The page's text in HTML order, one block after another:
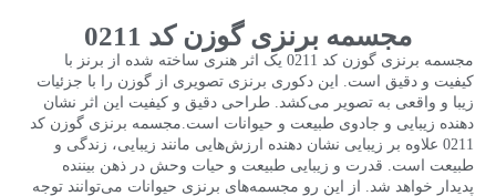
مجسمه برنزی گوزن کد 0211
مجسمه برنزی گوزن کد 0211 یک اثر هنری ساخته شده از برنز با
کیفیت و دقیق است. این دکوری برنزی تصویری از گوزن را با جزئیات
زیبا و واقعی به تصویر می‌کشد. طراحی دقیق و کیفیت این اثر نشان
دهنده زیبایی و جادوی طبیعت و حیوانات است.مجسمه برنزی گوزن کد
0211 علاوه بر زیبایی نشان دهنده ارزش‌هایی مانند زیبایی، زندگی و
طبیعت است. قدرت و زیبایی طبیعت و حیات وحش در ذهن بیننده
پدیدار خواهد شد. از این رو مجسمه‌های برنزی حیوانات می‌توانند توجه